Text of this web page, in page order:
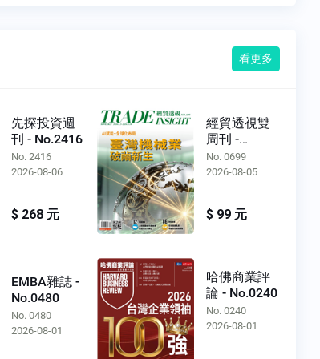
看更多
先探投資週
刊 - No.2416
No. 2416
2026-08-06
$ 268 元
經貿透視雙
周刊 -
No.0699
No. 0699
2026-08-05
$ 99 元
EMBA雜誌 -
No.0480
No. 0480
2026-08-01
哈佛商業評
論 - No.0240
No. 0240
2026-08-01